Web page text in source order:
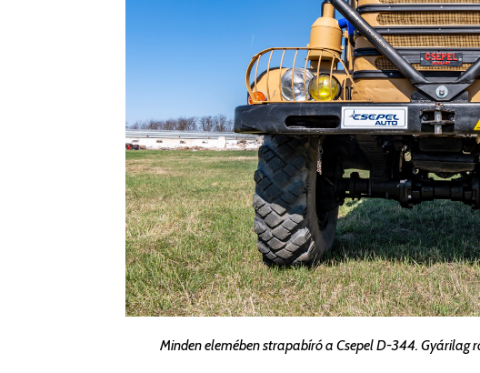
Minden elemében strapabíró a Csepel D-344. Gyárilag